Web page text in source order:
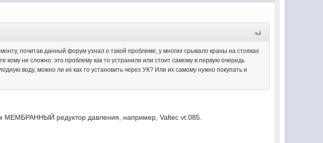
почитав данный форум узнал о такой проблеме, у многих срывало краны на стояках
не сложно: это проблему как то устранили или стоит самому в первую очередь
воду, можно ли их как то установить через УК? Или их самому нужно покупать и
МЕМБРАННЫЙ редуктор давления, например, Valtec vt.085.